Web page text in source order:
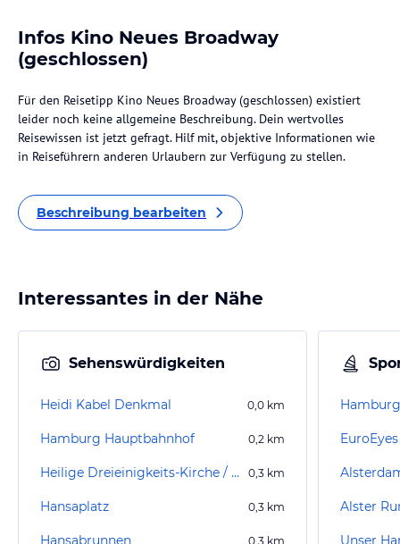
Infos Kino Neues Broadway
(geschlossen)
Für den Reisetipp Kino Neues Broadway (geschlossen) existiert
leider noch keine allgemeine Beschreibung. Dein wertvolles
Reisewissen ist jetzt gefragt. Hilf mit, objektive Informationen wie
in Reiseführern anderen Urlaubern zur Verfügung zu stellen.
Beschreibung bearbeiten
Interessantes in der Nähe
Sehenswürdigkeiten
Heidi Kabel Denkmal 0,0 km
Hamburg Hauptbahnhof 0,2 km
Heilige Dreieinigkeits-Kirche / Kirche St. Georg 0,3 km
Hansaplatz 0,3 km
Hansabrunnen 0,3 km
Alster
Unser